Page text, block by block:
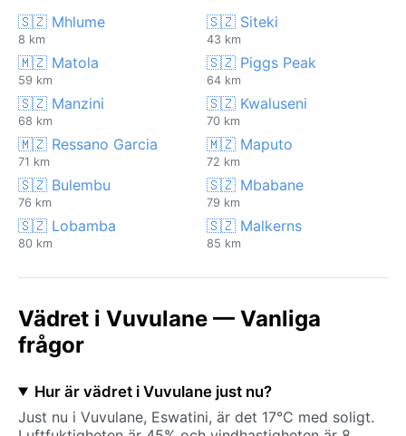
🇸🇿 Mhlume
8 km
🇸🇿 Siteki
43 km
🇲🇿 Matola
59 km
🇸🇿 Piggs Peak
64 km
🇸🇿 Manzini
68 km
🇸🇿 Kwaluseni
70 km
🇲🇿 Ressano Garcia
71 km
🇲🇿 Maputo
72 km
🇸🇿 Bulembu
76 km
🇸🇿 Mbabane
79 km
🇸🇿 Lobamba
80 km
🇸🇿 Malkerns
85 km
Vädret i Vuvulane — Vanliga
frågor
Hur är vädret i Vuvulane just nu?
Just nu i Vuvulane, Eswatini, är det 17°C med soligt.